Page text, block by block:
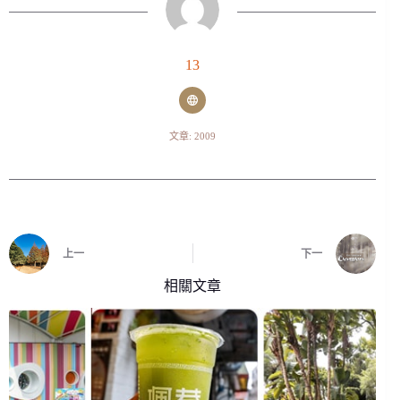
13
文章: 2009
上一 下一
相關文章